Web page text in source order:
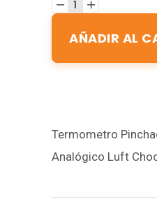
AÑADIR AL
Termometro
Analógico Luft